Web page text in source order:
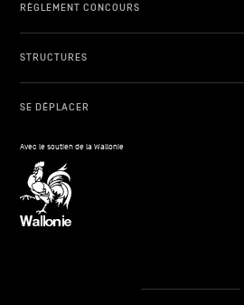
RÈGLEMENT CONCOURS
STRUCTURES
SE DÉPLACER
Avec le soutien de la Wallonie